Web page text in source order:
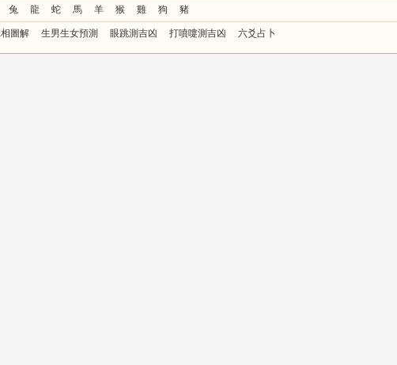
兔 龍 蛇 馬 羊 猴 雞 狗 豬
圖解 生男生女預測 眼跳測吉凶 打噴嚏測吉凶 六爻占卜